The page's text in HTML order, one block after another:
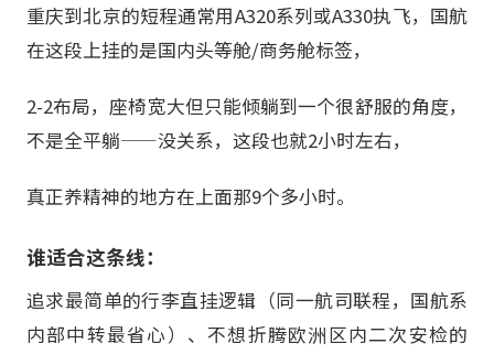
重庆到北京的短程通常用A320系列或A330执飞，国航
在这段上挂的是国内头等舱/商务舱标签，
2-2布局，座椅宽大但只能倾躺到一个很舒服的角度，
不是全平躺——没关系，这段也就2小时左右，
真正养精神的地方在上面那9个多小时。
谁适合这条线：
追求最简单的行李直挂逻辑（同一航司联程，国航系
内部中转最省心）、不想折腾欧洲区内二次安检的